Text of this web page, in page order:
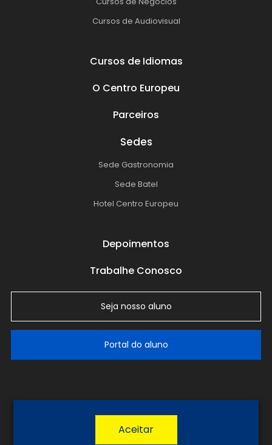
Cursos de Audiovisual
Cursos de Idiomas
O Centro Europeu
Parceiros
Sedes
Sede Gastronomia
Sede Batel
Hotel Centro Europeu
Depoimentos
Trabalhe Conosco
Seja nosso aluno
Portal do aluno
Política de Privacidade